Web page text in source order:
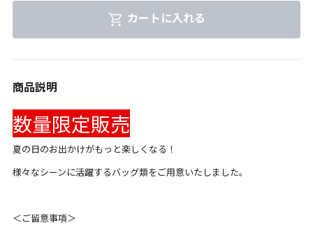
カートに入れる
商品説明
数量限定販売
夏の日のお出かけがもっと楽しくなる！
様々なシーンに活躍するバッグ類をご用意いたしました。
＜ご留意事項＞